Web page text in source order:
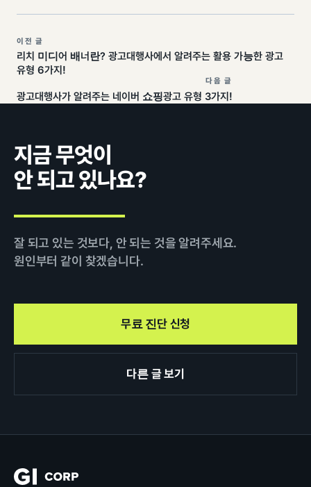
이전 글
리치 미디어 배너란? 광고대행사에서 알려주는 활용 가능한 광고
유형 6가지!
다음 글
광고대행사가 알려주는 네이버 쇼핑광고 유형 3가지!
지금 무엇이
안 되고 있나요?
잘 되고 있는 것보다, 안 되는 것을 알려주세요.
원인부터 같이 찾겠습니다.
무료 진단 신청
다른 글 보기